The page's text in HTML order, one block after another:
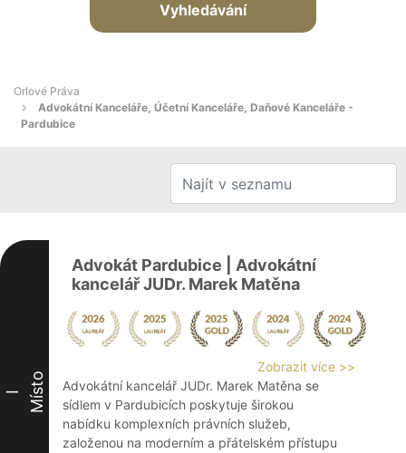
Vyhledávání
Orlové Práva
Advokátní Kanceláře, Účetní Kanceláře, Daňové Kanceláře -
Pardubice
I Místo
Advokát Pardubice | Advokátní
kancelář JUDr. Marek Matěna
Zobrazit více >>
Advokátní kancelář JUDr. Marek Matěna se
sídlem v Pardubicích poskytuje širokou
nabídku komplexních právních služeb,
založenou na moderním a přátelském přístupu